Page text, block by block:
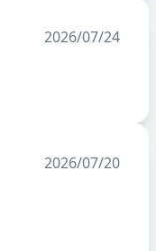
2026/07/24
2026/07/20